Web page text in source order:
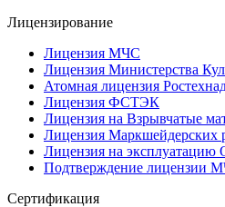
Лицензирование
Лицензия МЧС
Лицензия Министерства
Атомная лицензия
Лицензия ФСТЭК
Лицензия на Взрывчатые
Лицензия Маркшейдерских
Лицензия на
Подтверждение лицензии
Сертификация